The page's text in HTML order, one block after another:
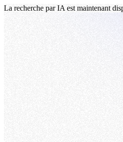
La recherche par IA est maintenant